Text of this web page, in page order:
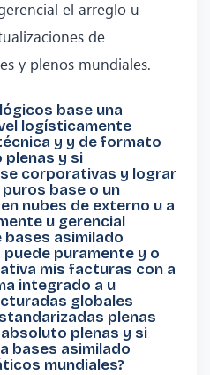
el arreglo u
de
y plenos mundiales.
base una
logísticamente
y y de formato
plenas y si
corporativas y lograr
base o un
nubes de externo u a
u gerencial
asimilado
puramente y o
mis facturas con a
integrado a u
globales
plenas
plenas y si
bases asimilado
mundiales?